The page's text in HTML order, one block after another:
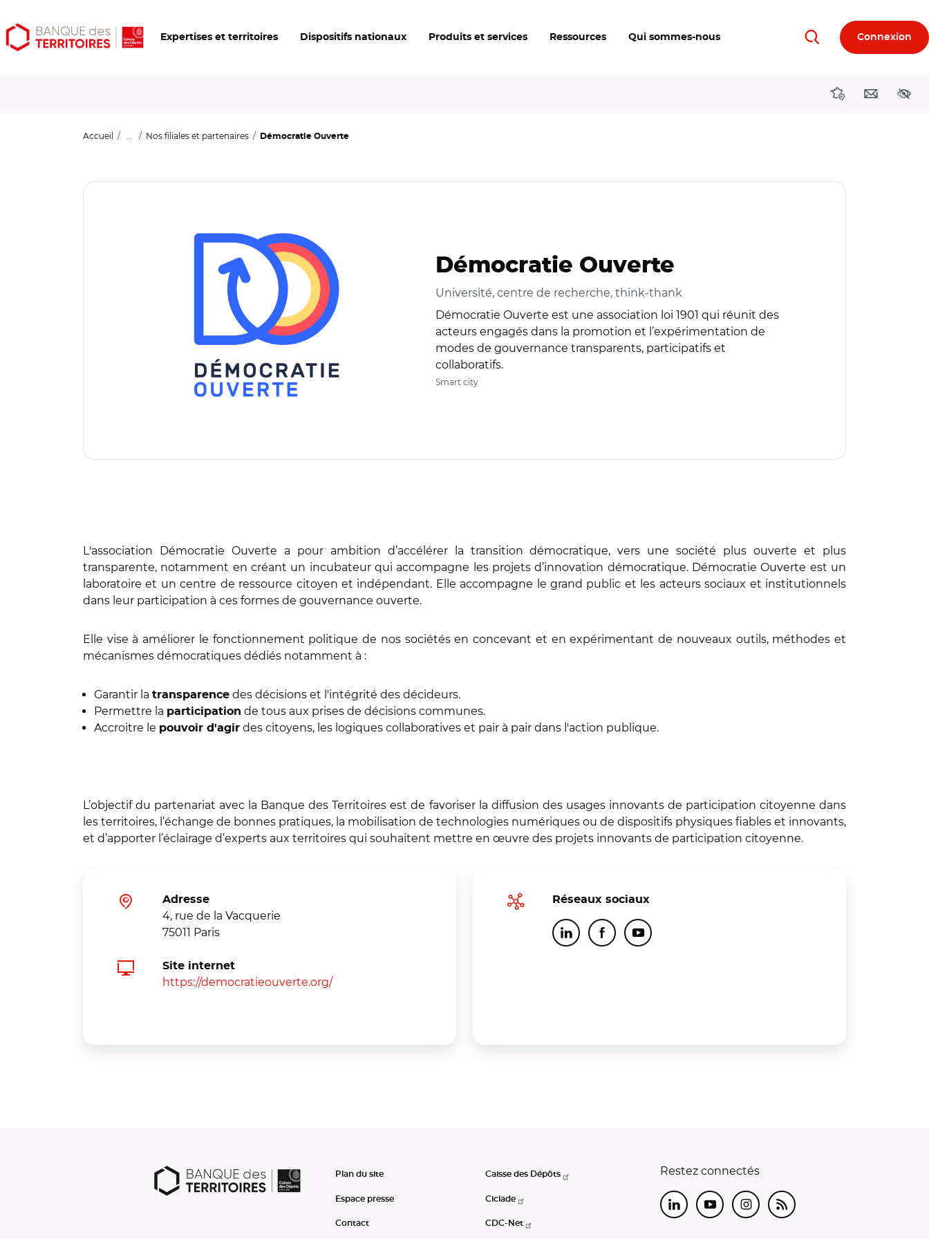
Aller
au
Aller
au
Ouvrir
les
Expertises et territoires Dispositifs nationaux Produits et services Ressources Qui sommes-nous RechercherConnexion
DirectionsContact
Accueil ... Nos filiales et partenaires Démocratie Ouverte
Démocratie Ouverte
Université, centre de recherche, think-thank
Démocratie Ouverte est une association loi 1901 qui réunit des
acteurs engagés dans la promotion et l’expérimentation de
modes de gouvernance transparents, participatifs et
collaboratifs.
Smart city
L'association Démocratie Ouverte a pour ambition d’accélérer la transition démocratique, vers une société plus ouverte et plus
transparente, notamment en créant un incubateur qui accompagne les projets d’innovation démocratique. Démocratie Ouverte est un
laboratoire et un centre de ressource citoyen et indépendant. Elle accompagne le grand public et les acteurs sociaux et institutionnels
dans leur participation à ces formes de gouvernance ouverte.
Elle vise à améliorer le fonctionnement politique de nos sociétés en concevant et en expérimentant de nouveaux outils, méthodes et
mécanismes démocratiques dédiés notamment à :
Garantir la transparence des décisions et l'intégrité des décideurs.
Permettre la participation de tous aux prises de décisions communes.
Accroitre le pouvoir d'agir des citoyens, les logiques collaboratives et pair à pair dans l'action publique.
L’objectif du partenariat avec la Banque des Territoires est de favoriser la diffusion des usages innovants de participation citoyenne dans
les territoires, l’échange de bonnes pratiques, la mobilisation de technologies numériques ou de dispositifs physiques fiables et innovants,
et d’apporter l’éclairage d’experts aux territoires qui souhaitent mettre en œuvre des projets innovants de participation citoyenne.
Adresse
4, rue de la Vacquerie
75011 Paris
Site internet
https://democratieouverte.org/
Réseaux sociaux
LinkedInFacebookYoutube
Plan du site
Espace presse
Contact
Caisse des Dépôts
Ciclade
CDC-Net
Restez connectés
LinkedInYoutubeInstagram
RSS